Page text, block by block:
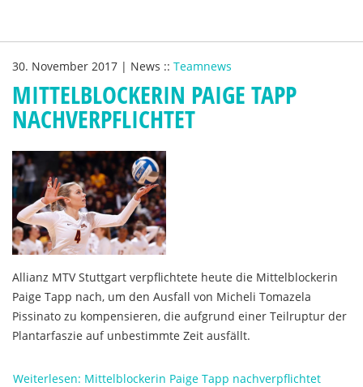
30. November 2017 | News :: Teamnews
MITTELBLOCKERIN PAIGE TAPP
NACHVERPFLICHTET
Allianz MTV Stuttgart verpflichtete heute die Mittelblockerin
Paige Tapp nach, um den Ausfall von Micheli Tomazela
Pissinato zu kompensieren, die aufgrund einer Teilruptur der
Plantarfaszie auf unbestimmte Zeit ausfällt.
Weiterlesen: Mittelblockerin Paige Tapp nachverpflichtet